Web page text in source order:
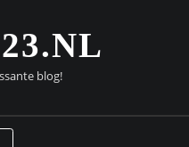
blog!